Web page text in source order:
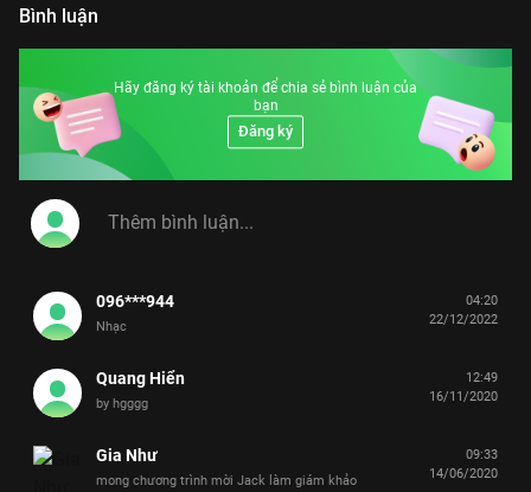
Bình luận
Hãy đăng ký tài khoản để chia sẻ bình luận của
bạn
Đăng ký
096***944
Nhạc
04:20
22/12/2022
Quang Hiển
by hgggg
12:49
16/11/2020
Gia Như
mong chương trình mời Jack làm giám khảo
09:33
14/06/2020